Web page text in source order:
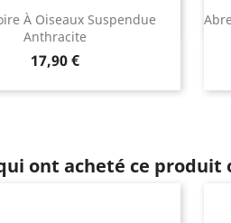
À Oiseaux Suspendue
Anthracite
Prix
17,90 €
ont acheté ce